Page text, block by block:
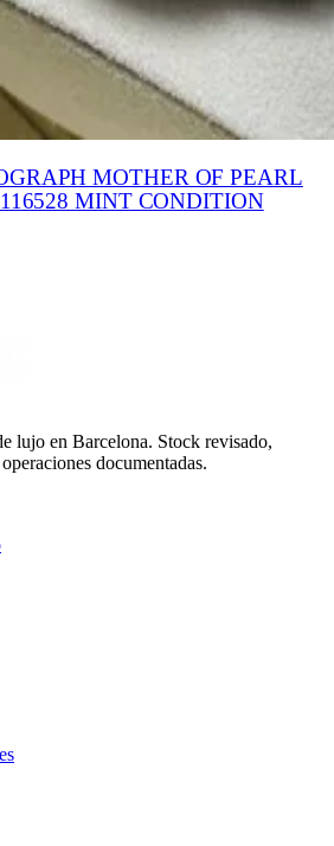
MOTHER OF PEARL
MINT CONDITION
lujo en Barcelona. Stock revisado,
documentadas.